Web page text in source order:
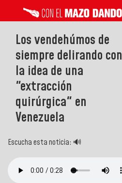
Los vendehúmos de
siempre delirando con
la idea de una
"extracción
quirúrgica" en
Venezuela
Escucha esta noticia: 🔊